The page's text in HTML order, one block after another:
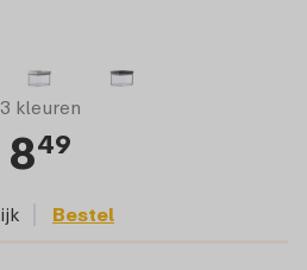
3 kleuren
849
Bestel